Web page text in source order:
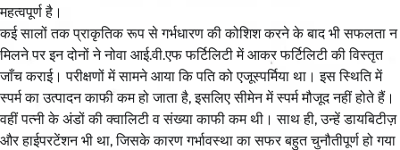
महत्वपूर्ण है।
कई सालों तक प्राकृतिक रूप से गर्भधारण की कोशिश करने के बाद भी सफलता न
मिलने पर इन दोनों ने नोवा आई.वी.एफ फर्टिलिटी में आकर फर्टिलिटी की विस्तृत
जाँच कराई। परीक्षणों में सामने आया कि पति को एजूस्पर्मिया था। इस स्थिति में
स्पर्म का उत्पादन काफी कम हो जाता है, इसलिए सीमेन में स्पर्म मौजूद नहीं होते हैं।
वहीं पत्नी के अंडों की क्वालिटी व संख्या काफी कम थी। साथ ही, उन्हें डायबिटीज़
और हाईपरटेंशन भी था, जिसके कारण गर्भावस्था का सफर बहुत चुनौतीपूर्ण हो गया